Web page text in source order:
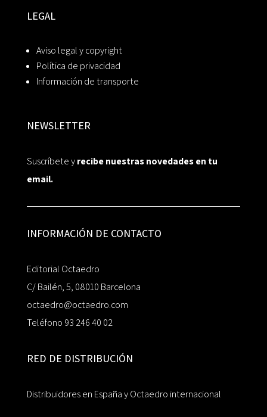
LEGAL
Aviso legal y copyright
Política de privacidad
Información de transporte
NEWSLETTER
Suscríbete yrecibe nuestras novedades en tu
email.
INFORMACIÓN DE CONTACTO
Editorial Octaedro
C/ Bailén, 5, 08010 Barcelona
octaedro@octaedro.com
Teléfono 93 246 40 02
RED DE DISTRIBUCIÓN
Distribuidores en España y Octaedro internacional